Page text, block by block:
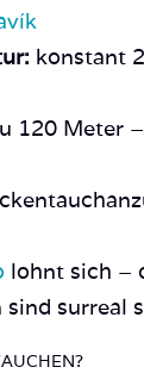
konstant
120 Meter
lohnt sich –
sind surreal